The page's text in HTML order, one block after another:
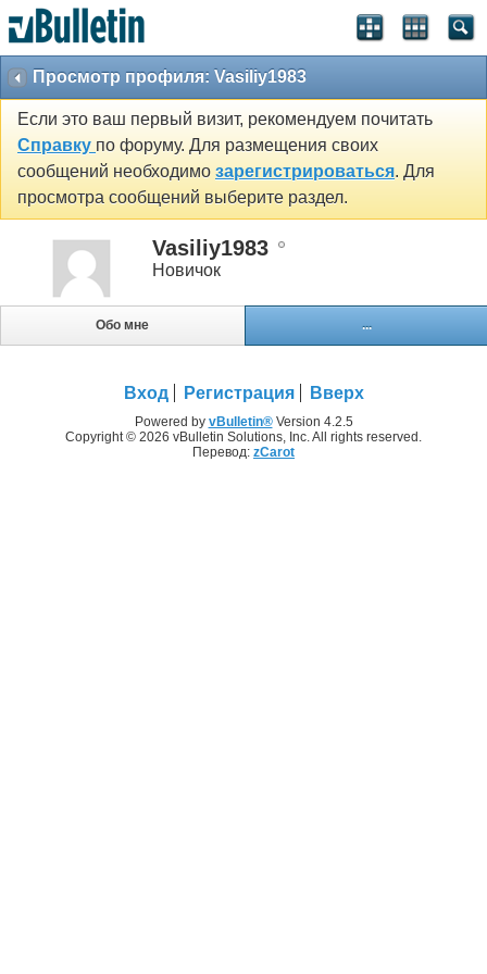
Просмотр профиля: Vasiliy1983
Если это ваш первый визит, рекомендуем почитать
Справку по форуму. Для размещения своих
сообщений необходимо зарегистрироваться. Для
просмотра сообщений выберите раздел.
Vasiliy1983
Новичок
Обо мне ...
Вход Регистрация Вверх
Powered by vBulletin®Version 4.2.5
Copyright © 2026 vBulletin Solutions, Inc. All rights reserved.
Перевод: zCarot